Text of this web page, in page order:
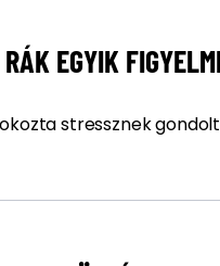
EGYIK
stressznek